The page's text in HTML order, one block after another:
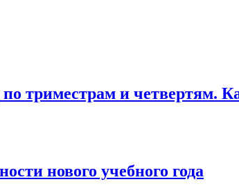
триместрам и четвертям.
нового учебного года